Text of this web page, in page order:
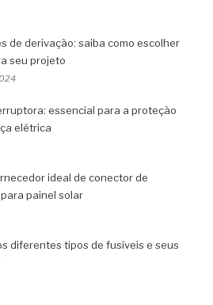
de derivação: saiba como escolher
seu projeto
essencial para a proteção
elétrica
ideal de conector de
painel solar
diferentes tipos de fusíveis e seus